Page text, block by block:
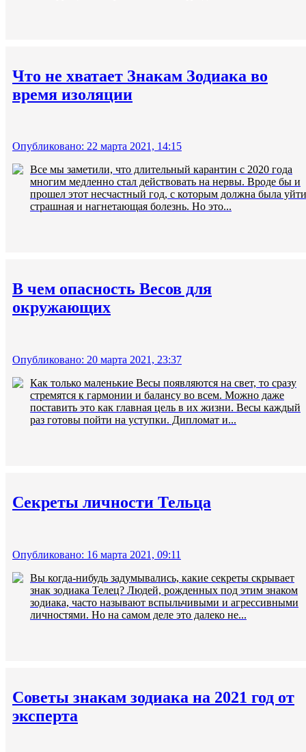
Что не хватает Знакам Зодиака во
время изоляции
Опубликовано: 22 марта 2021, 14:15
Все мы заметили, что длительный карантин с 2020 года
многим медленно стал действовать на нервы. Вроде бы и
прошел этот несчастный год, с которым должна была уйти
страшная и нагнетающая болезнь. Но это...
В чем опасность Весов для
окружающих
Опубликовано: 20 марта 2021, 23:37
Как только маленькие Весы появляются на свет, то сразу
стремятся к гармонии и балансу во всем. Можно даже
поставить это как главная цель в их жизни. Весы каждый
раз готовы пойти на уступки. Дипломат и...
Секреты личности Тельца
Опубликовано: 16 марта 2021, 09:11
Вы когда-нибудь задумывались, какие секреты скрывает
знак зодиака Телец? Людей, рожденных под этим знаком
зодиака, часто называют вспыльчивыми и агрессивными
личностями. Но на самом деле это далеко не...
Советы знакам зодиака на 2021 год от
эксперта